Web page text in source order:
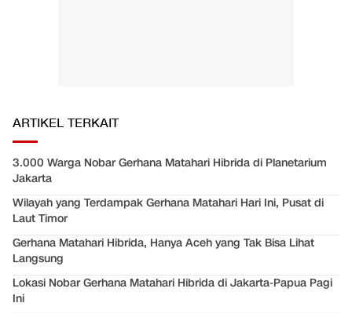
ARTIKEL TERKAIT
3.000 Warga Nobar Gerhana Matahari Hibrida di Planetarium
Jakarta
Wilayah yang Terdampak Gerhana Matahari Hari Ini, Pusat di
Laut Timor
Gerhana Matahari Hibrida, Hanya Aceh yang Tak Bisa Lihat
Langsung
Lokasi Nobar Gerhana Matahari Hibrida di Jakarta-Papua Pagi
Ini